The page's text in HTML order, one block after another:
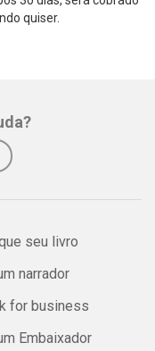
quiser.
seu livro
narrador
for business
Embaixador